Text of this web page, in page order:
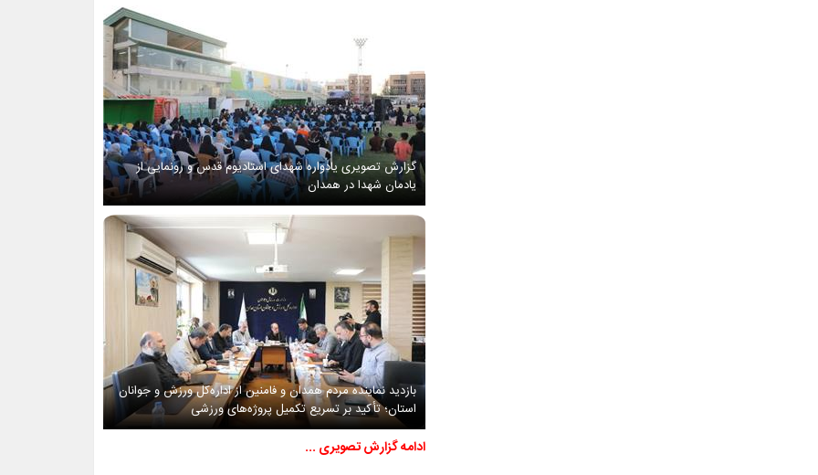
گزارش تصویری یادواره شهدای استادیوم قدس و رونمایی از
یادمان شهدا در همدان
بازدید نماینده مردم همدان و فامنین از اداره‌کل ورزش و جوانان
استان؛ تأکید بر تسریع تکمیل پروژه‌های ورزشی
ادامه گزارش تصویری ...